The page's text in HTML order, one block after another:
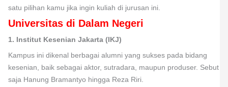
satu pilihan kamu jika ingin kuliah di jurusan ini.
Universitas di Dalam Negeri
1. Institut Kesenian Jakarta (IKJ)
Kampus ini dikenal berbagai alumni yang sukses pada bidang
kesenian, baik sebagai aktor, sutradara, maupun produser. Sebut
saja Hanung Bramantyo hingga Reza Riri.